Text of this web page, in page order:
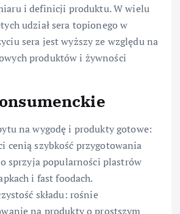
i definicji produktu. W wielu
udział sera topionego w
sera jest wyższy ze względu na
produktów i żywności
na wygodę i produkty gotowe:
cenią szybkość przygotowania
sprzyja popularności plastrów
i fast foodach.
składu: rośnie
na produkty o prostszym